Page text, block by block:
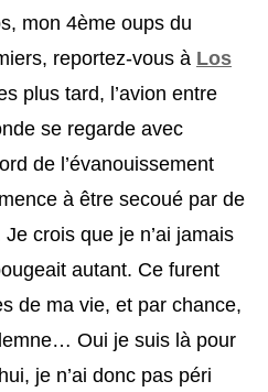
mon 4ème oups du
reportez-vous à Los
plus tard, l’avion entre
se regarde avec
de l’évanouissement
à être secoué par de
crois que je n’ai jamais
autant. Ce furent
de ma vie, et par chance,
Oui je suis là pour
je n’ai donc pas péri